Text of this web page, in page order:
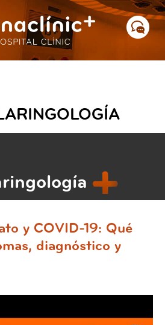
y COVID-19: Qué
diagnóstico y